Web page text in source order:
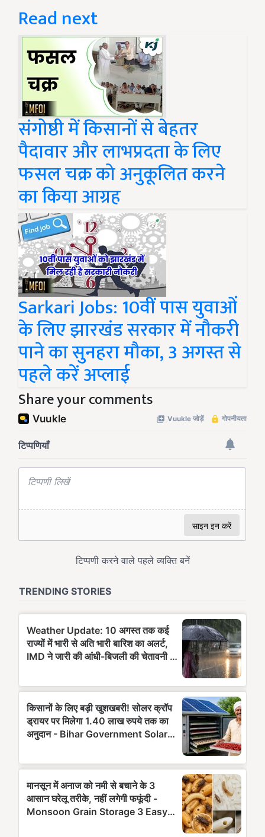
Read next
संगोष्ठी में किसानों से बेहतर
पैदावार और लाभप्रदता के लिए
फसल चक्र को अनुकूलित करने
का किया आग्रह
Sarkari Jobs: 10वीं पास युवाओं
के लिए झारखंड सरकार में नौकरी
पाने का सुनहरा मौका, 3 अगस्त से
पहले करें अप्लाई
Share your comments